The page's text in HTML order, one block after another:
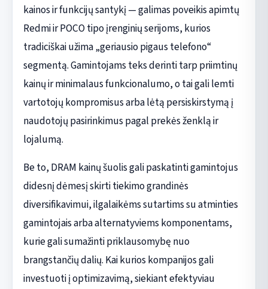
kainos ir funkcijų santykį — galimas poveikis apimtų
Redmi ir POCO tipo įrenginių serijoms, kurios
tradiciškai užima „geriausio pigaus telefono“
segmentą. Gamintojams teks derinti tarp priimtinų
kainų ir minimalaus funkcionalumo, o tai gali lemti
vartotojų kompromisus arba lėtą persiskirstymą į
naudotojų pasirinkimus pagal prekės ženklą ir
lojalumą.
Be to, DRAM kainų šuolis gali paskatinti gamintojus
didesnį dėmesį skirti tiekimo grandinės
diversifikavimui, ilgalaikėms sutartims su atminties
gamintojais arba alternatyviems komponentams,
kurie gali sumažinti priklausomybę nuo
brangstančių dalių. Kai kurios kompanijos gali
investuoti į optimizavimą, siekiant efektyviau